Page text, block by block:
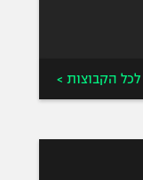
לכל הקבוצות >